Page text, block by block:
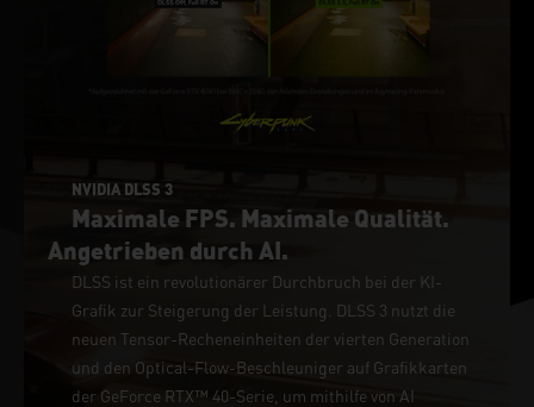
NVIDIA DLSS 3
Maximale FPS. Maximale Qualität.
Angetrieben durch AI.
DLSS ist ein revolutionärer Durchbruch bei der KI-
Grafik zur Steigerung der Leistung. DLSS 3 nutzt die
neuen Tensor-Recheneinheiten der vierten Generation
und den Optical-Flow-Beschleuniger auf Grafikkarten
der GeForce RTX™ 40-Serie, um mithilfe von AI